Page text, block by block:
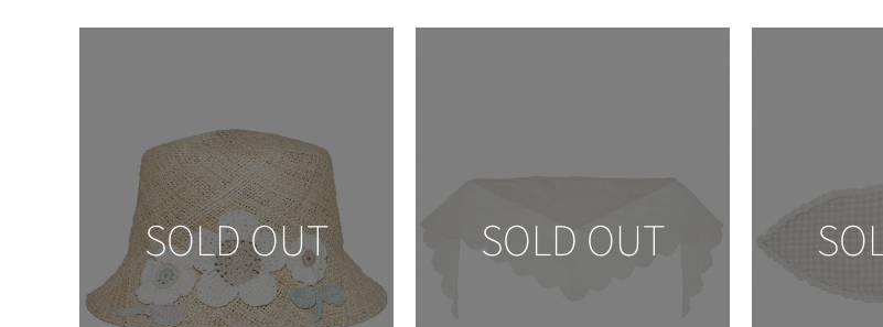
SOLD OUT SOLD OUT